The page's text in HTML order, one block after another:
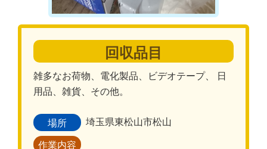
回収品目
雑多なお荷物、電化製品、ビデオテープ、 日
用品、雑貨、その他。
場所 埼玉県東松山市松山
作業内容